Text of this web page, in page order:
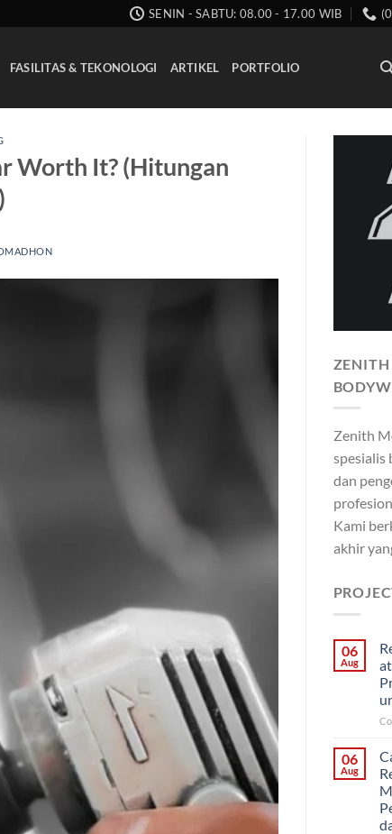
SENIN - SABTU: 08.00 - 17.00 WIB
FASILITAS & TEKONOLOGI ARTIKEL PORTFOLIO
Worth It? (Hitungan
Zenith
spesialis
dan
Kami
akhir
06
Aug
06
Aug